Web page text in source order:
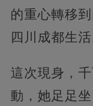
的重心轉移
四川成都生活
這次現身，
動，她足足